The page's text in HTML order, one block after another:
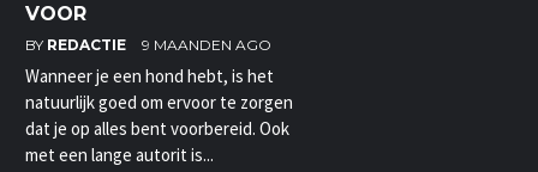
VOOR
BY REDACTIE 9 MAANDEN AGO
Wanneer je een hond hebt, is het
natuurlijk goed om ervoor te zorgen
dat je op alles bent voorbereid. Ook
met een lange autorit is...